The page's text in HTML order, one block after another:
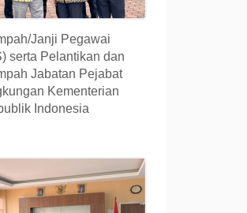
Janji Pegawai
serta Pelantikan dan
Jabatan Pejabat
Kementerian
Indonesia